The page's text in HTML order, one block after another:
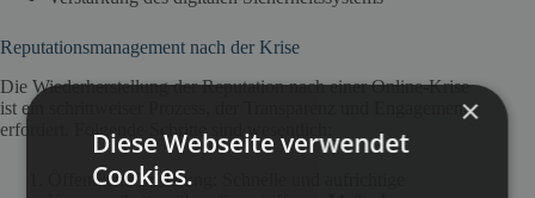
Reputationsmanagement nach der Krise
Die Wiederherstellung der Reputation nach einer Online-Krise
ist ein schrittweiser Prozess, der Transparenz und Engagement
erfordert. Folgende Schritte sind wesentlich:
Öffentliche Erklärung: Schnelle und aufrichtige
×
Diese Webseite verwendet
Cookies.